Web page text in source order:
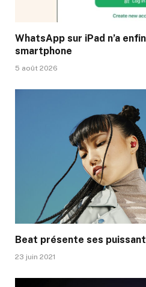
WhatsApp sur iPad n’a
smartphone
5 août 2026
Beat présente ses
23 juin 2021